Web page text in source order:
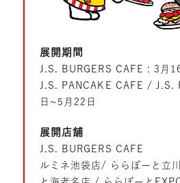
展開期間
J.S. BURGERS CAFE : 3月
J.S. PANCAKE CAFE / J.S.
日~5月22日
展開店舗
J.S. BURGERS CAFE
ルミネ池袋店/ ららぽーと立